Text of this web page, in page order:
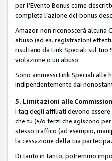
per l’Evento Bonus come
completa l’azione del bonus
Amazon non riconoscerà alcuna
abuso (ad es. registrazioni
risultano da Link Speciali sul tuo
violazione o un abuso.
Sono ammessi Link Speciali alle
indipendentemente dai
5. Limitazioni alle
I tag degli affiliati devono
che tu (e/o terzi che agiscono
stesso traffico (ad esempio,
la cessazione della tua
Di tanto in tanto, potremmo